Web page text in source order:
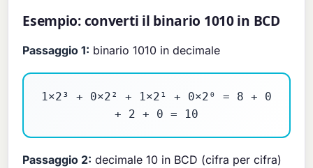
Esempio: converti il binario 1010 in BCD
Passaggio 1: binario 1010 in decimale
1×2³ + 0×2² + 1×2¹ + 0×2⁰ = 8 + 0
+ 2 + 0 = 10
Passaggio 2: decimale 10 in BCD (cifra per cifra)